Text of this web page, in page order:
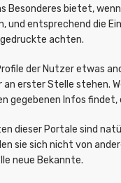
Besonderes bietet,
und entsprechend die
achten.
der Nutzer etwas
an erster Stelle stehen.
gegebenen Infos
dieser Portale sind
sie sich nicht von
neue Bekannte.